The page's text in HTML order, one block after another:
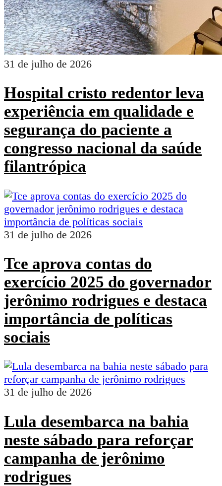
31 de julho de 2026
Hospital cristo redentor leva
experiência em qualidade e
segurança do paciente a
congresso nacional da saúde
filantrópica
31 de julho de 2026
Tce aprova contas do
exercício 2025 do governador
jerônimo rodrigues e destaca
importância de políticas
sociais
31 de julho de 2026
Lula desembarca na bahia
neste sábado para reforçar
campanha de jerônimo
rodrigues